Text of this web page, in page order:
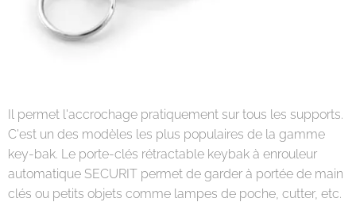
Il permet l'accrochage pratiquement sur tous les supports.
C'est un des modèles les plus populaires de la gamme
key-bak. Le porte-clés rétractable keybak à enrouleur
automatique SECURIT permet de garder à portée de main
clés ou petits objets comme lampes de poche, cutter, etc.